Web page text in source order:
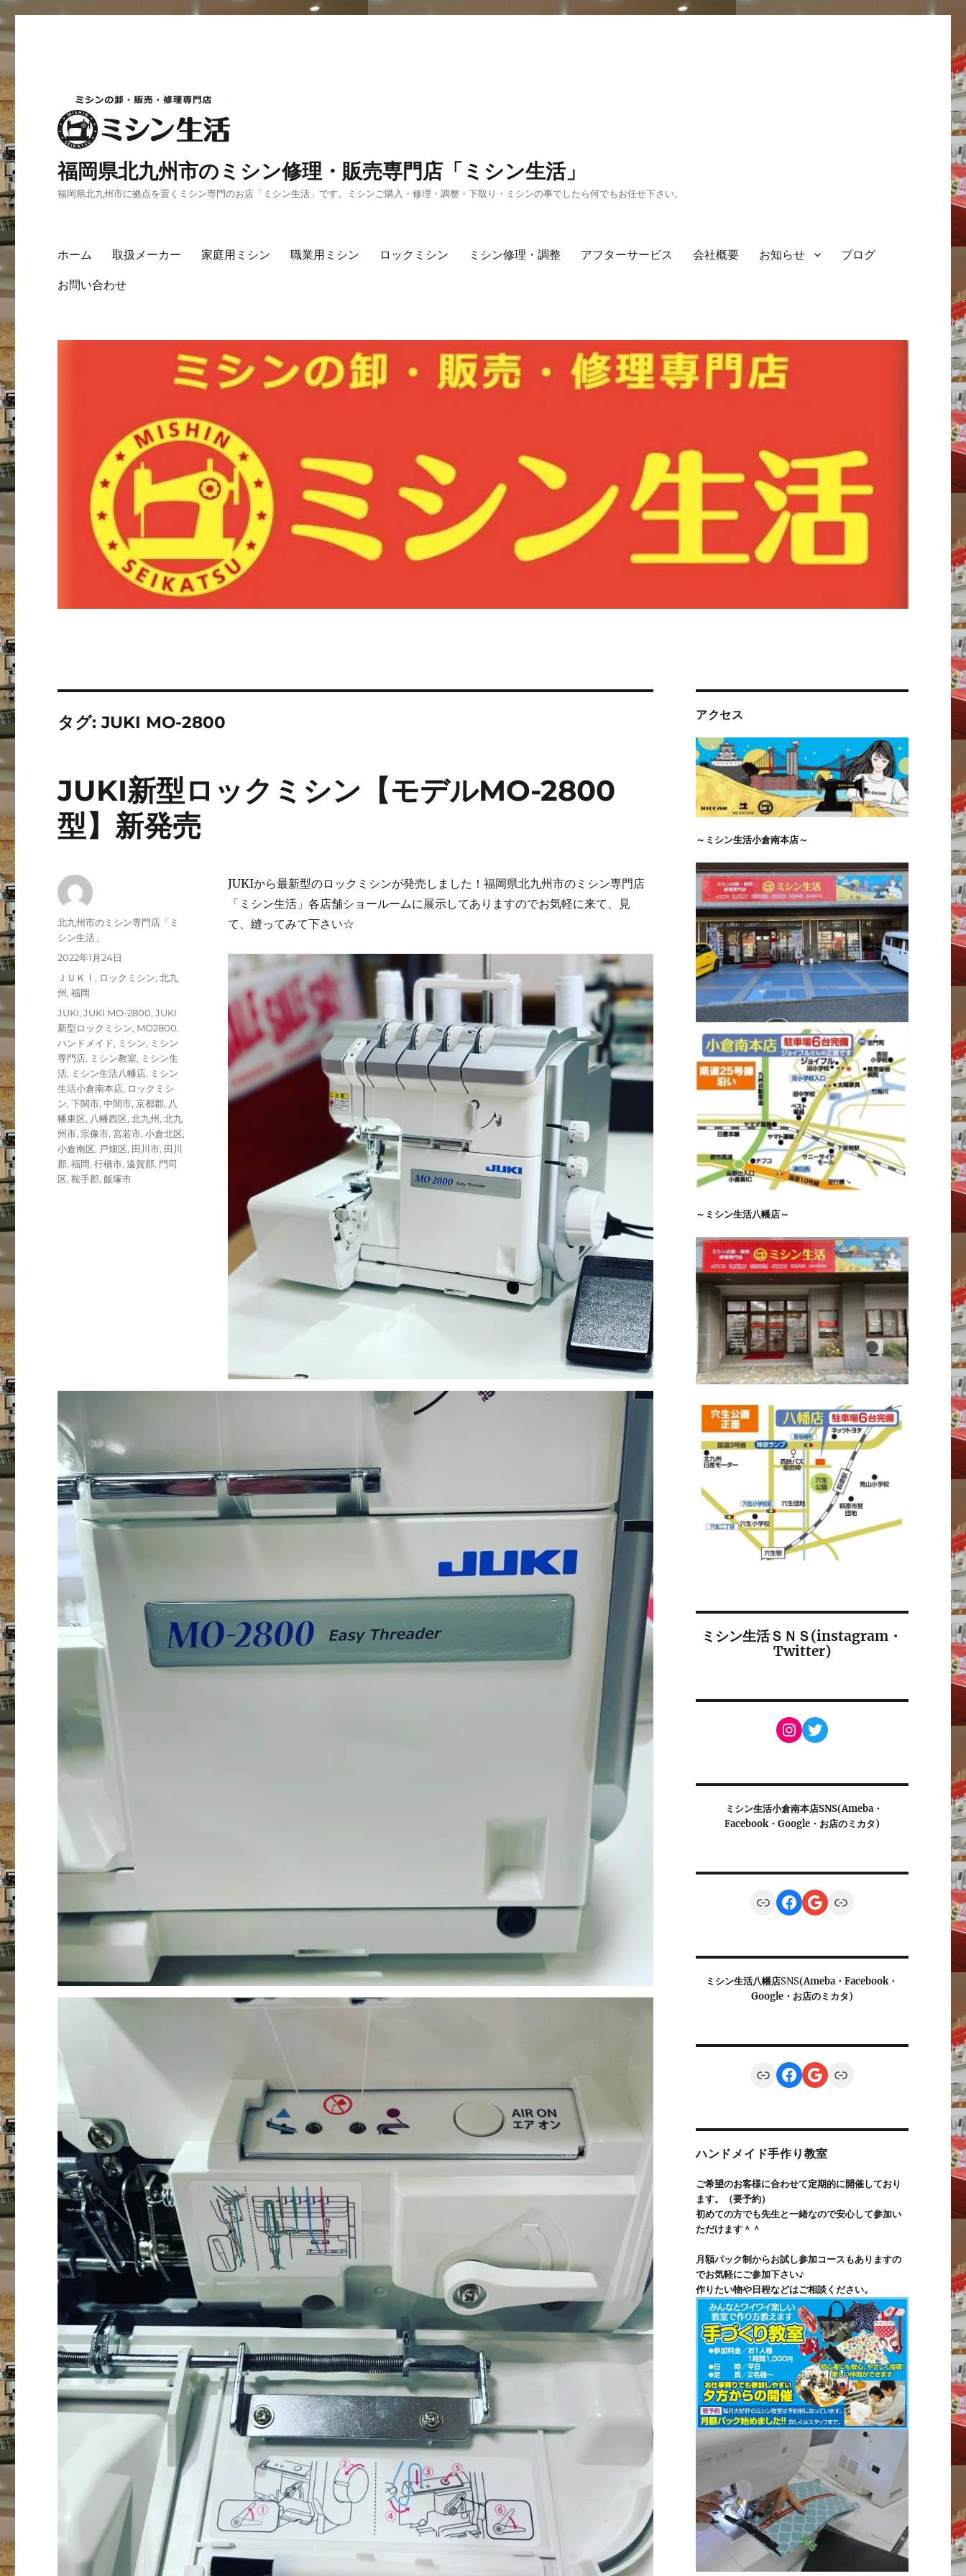
福岡県北九州市のミシン修理・販売専門店「ミシン生活」
福岡県北九州市に拠点を置くミシン専門のお店「ミシン生活」です。ミシンご購入・修理・調整・下取り・ミシンの事でしたら何でもお任せ下さい。
ホーム 取扱メーカー 家庭用ミシン 職業用ミシン ロックミシン ミシン修理・調整 アフターサービス 会社概要 お知らせ ブログ
お問い合わせ
タグ:JUKI MO-2800
JUKI新型ロックミシン【モデルMO-2800
型】新発売
JUKIから最新型のロックミシンが発売しました！福岡県北九州市のミシン専門店
「ミシン生活」各店舗ショールームに展示してありますのでお気軽に来て、見
て、縫ってみて下さい☆
投
稿
北九州市のミシン専門店「ミ
シン生活」
投
日:
2022年1月24日
カ
テ
リ
ＪＵＫＩ , ロックミシン,北九
州 ,福岡
タ
グ
JUKI,JUKI MO-2800,JUKI
新型ロックミシン, MO2800,
ハンドメイド, ミシン, ミシン
専門店, ミシン教室, ミシン生
活, ミシン生活八幡店, ミシン
生活小倉南本店, ロックミシ
ン,下関市,中間市,京都郡, 八
幡東区, 八幡西区,北九州 ,北九
州市, 宗像市,宮若市,小倉北区,
小倉南区, 戸畑区, 田川市, 田川
郡,福岡,行橋市,遠賀郡, 門司
区,鞍手郡,飯塚市
アクセス
～ミシン生活小倉南本店～
～ミシン生活八幡店～
ミシン生活ＳＮＳ(instagram・
Twitter)
Instagram
Twitter
ミシン生活小倉南本店SNS(Ameba・
Facebook・Google・お店のミカタ)
LinkFacebook
Google
Link
ミシン生活八幡店SNS(Ameba・Facebook・
Google・お店のミカタ)
LinkFacebook
Google
Link
ハンドメイド手作り教室
ご希望のお客様に合わせて定期的に開催しており
ます。（要予約）
初めての方でも先生と一緒なので安心して参加い
ただけます＾＾
月額パック制からお試し参加コースもありますの
でお気軽にご参加下さい♪
作りたい物や日程などはご相談ください。